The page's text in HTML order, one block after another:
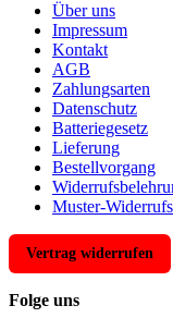
Über uns
Impressum
Kontakt
AGB
Zahlungsarten
Datenschutz
Batteriegesetz
Lieferung
Bestellvorgang
Muster-
Vertrag widerrufen
Folge uns